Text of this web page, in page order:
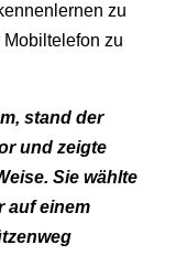
zu
zu
stand der
und zeigte
Sie wählte
auf einem